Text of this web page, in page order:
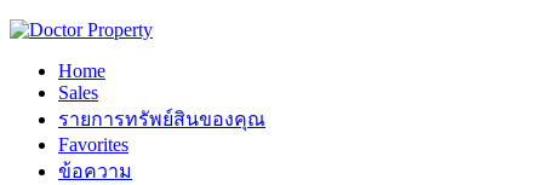
Home
Sales
รายการทรัพย์สินของคุณ
Favorites
ข้อความ